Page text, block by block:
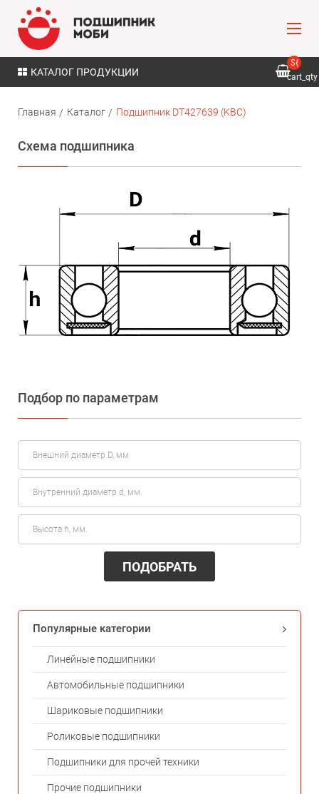
КАТАЛОГ ПРОДУКЦИИ
${
cart_qty
Главная Каталог Подшипник DT427639 (KBC)
Схема подшипника
Подбор по параметрам
ПОДОБРАТЬ
Популярные категории
Линейные подшипники
Автомобильные подшипники
Шариковые подшипники
Роликовые подшипники
Подшипники для прочей техники
Прочие подшипники